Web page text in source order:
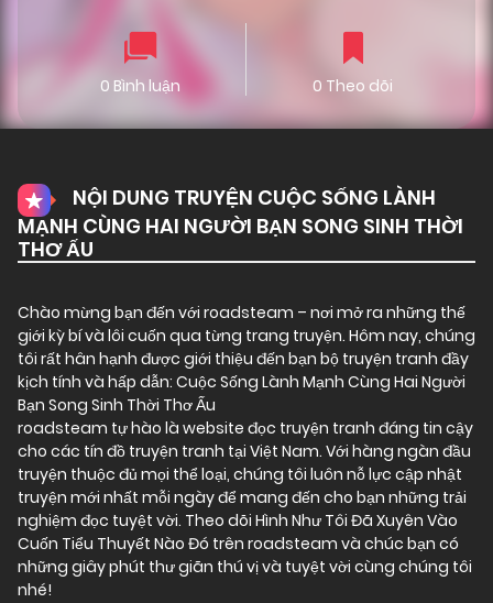
0 Bình luận 0 Theo dõi
NỘI DUNG TRUYỆN CUỘC SỐNG LÀNH
MẠNH CÙNG HAI NGƯỜI BẠN SONG SINH THỜI
THƠ ẤU
Chào mừng bạn đến với roadsteam – nơi mở ra những thế
giới kỳ bí và lôi cuốn qua từng trang truyện. Hôm nay, chúng
tôi rất hân hạnh được giới thiệu đến bạn bộ truyện tranh đầy
kịch tính và hấp dẫn: Cuộc Sống Lành Mạnh Cùng Hai Người
Bạn Song Sinh Thời Thơ Ấu
roadsteam tự hào là website đọc truyện tranh đáng tin cậy
cho các tín đồ truyện tranh tại Việt Nam. Với hàng ngàn đầu
truyện thuộc đủ mọi thể loại, chúng tôi luôn nỗ lực cập nhật
truyện mới nhất mỗi ngày để mang đến cho bạn những trải
nghiệm đọc tuyệt vời. Theo dõi Hình Như Tôi Đã Xuyên Vào
Cuốn Tiểu Thuyết Nào Đó trên roadsteam và chúc bạn có
những giây phút thư giãn thú vị và tuyệt vời cùng chúng tôi
nhé!